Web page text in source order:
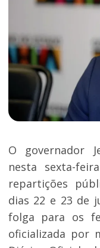
O governador
nesta sexta-
repartições
dias 22 e 23 de
folga para os
oficializada por